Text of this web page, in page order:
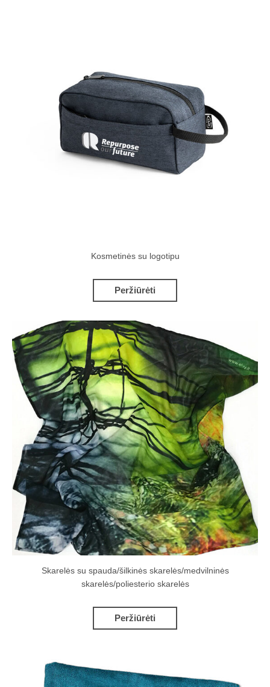
Kosmetinės su logotipu
Peržiūrėti
Skarelės su spauda/šilkinės skarelės/medvilninės
skarelės/poliesterio skarelės
Peržiūrėti